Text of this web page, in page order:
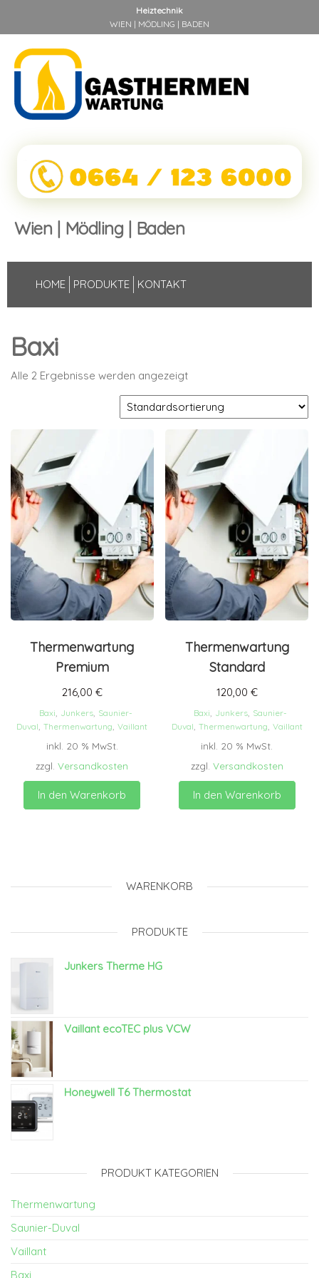
Heiztechnik
WIEN | MÖDLING | BADEN
Wien | Mödling | Baden
HOME PRODUKTE KONTAKT
Baxi
Alle 2 Ergebnisse werden angezeigt
Thermenwartung
Premium
216,00 €
Baxi, Junkers, Saunier-
Duval, Thermenwartung, Vaillant
inkl. 20 % MwSt.
zzgl.Versandkosten
In den Warenkorb
Thermenwartung
Standard
120,00 €
Baxi, Junkers, Saunier-
Duval, Thermenwartung, Vaillant
inkl. 20 % MwSt.
zzgl. Versandkosten
In den Warenkorb
WARENKORB
PRODUKTE
Junkers Therme HG
Vaillant ecoTEC plus VCW
Honeywell T6 Thermostat
PRODUKT KATEGORIEN
Thermenwartung
Saunier-Duval
Vaillant
Baxi